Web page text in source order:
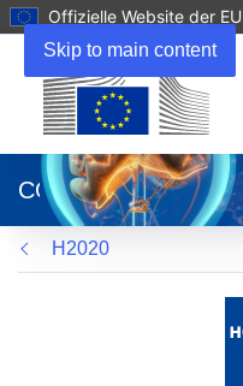
Skip to main content
Offizielle Website der EU
neuem
Fenster)
CORDIS
H2020